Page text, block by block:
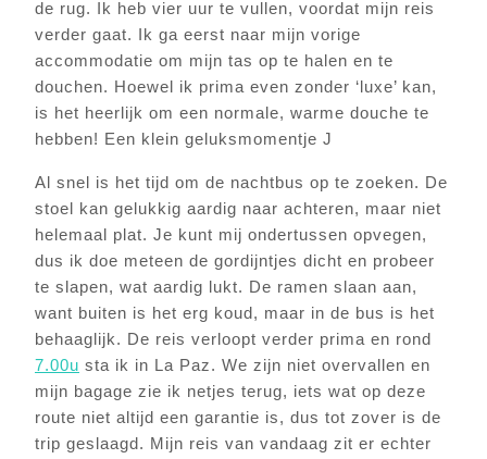
de rug. Ik heb vier uur te vullen, voordat mijn reis
verder gaat. Ik ga eerst naar mijn vorige
accommodatie om mijn tas op te halen en te
douchen. Hoewel ik prima even zonder ‘luxe’ kan,
is het heerlijk om een normale, warme douche te
hebben! Een klein geluksmomentje J
Al snel is het tijd om de nachtbus op te zoeken. De
stoel kan gelukkig aardig naar achteren, maar niet
helemaal plat. Je kunt mij ondertussen opvegen,
dus ik doe meteen de gordijntjes dicht en probeer
te slapen, wat aardig lukt. De ramen slaan aan,
want buiten is het erg koud, maar in de bus is het
behaaglijk. De reis verloopt verder prima en rond
7.00u sta ik in La Paz. We zijn niet overvallen en
mijn bagage zie ik netjes terug, iets wat op deze
route niet altijd een garantie is, dus tot zover is de
trip geslaagd. Mijn reis van vandaag zit er echter